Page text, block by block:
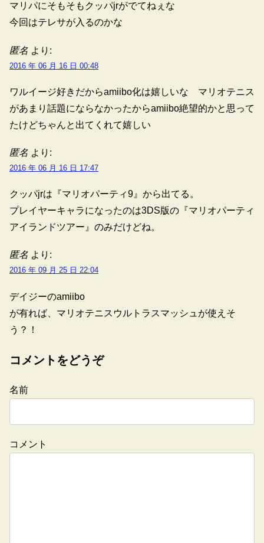
マリパにそもそもクッパjrがでてねぇな
今回はテレサが入るのかな
匿名 より:
2016 年 06 月 16 日 00:48
ワルイージ好きだからamiibo化は嬉しいな マリオテニス
があまり話題にならなかったからamiibo絶望的かと思って
たけどちゃんと出てくれて嬉しい
匿名 より:
2016 年 06 月 16 日 17:47
クッパjrは『マリオパーティ9』から出てる。
プレイヤーキャラになったのは3DS版の『マリオパーティ
アイランドツアー』のみだけどね。
匿名 より:
2016 年 09 月 25 日 22:04
デイジーのamiibo
が有れば、マリオテニスウルトラスマッシュが使えそ
う？！
コメントをどうぞ
名前
コメント